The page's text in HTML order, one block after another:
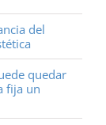
del
quedar
fija un